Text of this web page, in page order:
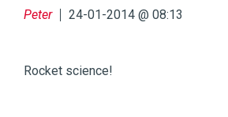
Peter 24-01-2014 @ 08:13
Rocket science!